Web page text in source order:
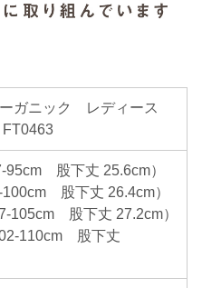
ガニック レディース
95cm 股下丈 25.6cm）
100cm 股下丈 26.4cm）
105cm 股下丈 27.2cm）
110cm 股下丈